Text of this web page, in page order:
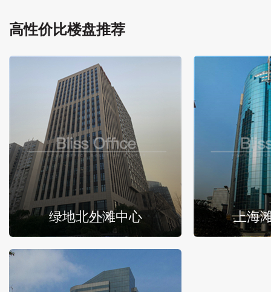
高性价比楼盘推荐
绿地北外滩中心 上海